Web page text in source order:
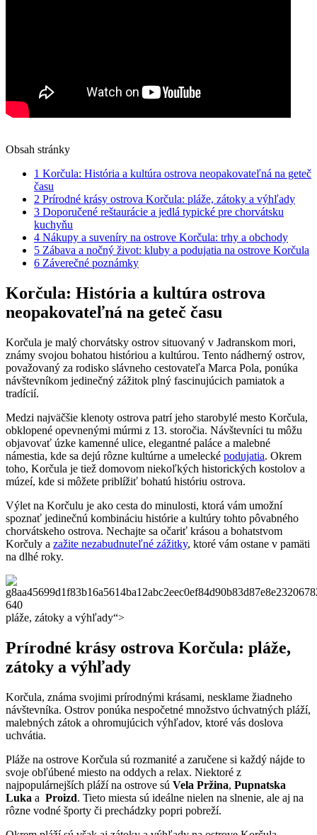
Obsah stránky
1 Korčula: História‍ a ⁣kultúra ostrova ​neopakovateľná na geteč
času
2 Prírodné krásy ‍ostrova Korčula: pláže, zátoky a ⁣výhľady
3 Doporučené reštaurácie⁣ a jedlá ⁤typické pre chorvátsku
⁢kuchyňu
4 Nákupy a suveníry na‌ ostrove Korčula: trhy a obchody
5 Zábava​ a nočný⁣ život: kluby a podujatia na ostrove Korčula
6 Záverečné ‌poznámky
Korčula: História‍ a ⁣kultúra ostrova ​
neopakovateľná na geteč času
Korčula je malý chorvátsky ostrov situovaný v Jadranskom⁢ mori,
známy⁢ svojou bohatou históriou a ​kultúrou. ⁣Tento nádherný ostrov,
považovaný‍ za rodisko slávneho‌ cestovateľa Marca Pola, ponúka
návštevníkom jedinečný zážitok ⁤plný fascinujúcich pamiatok a
tradícií.
Medzi⁤ najväčšie klenoty ostrova⁣ patrí jeho starobylé mesto Korčula,‍
obklopené opevnenými⁢ múrmi z 13. storočia. Návštevníci tu môžu
objavovať⁢ úzke kamenné ulice, elegantné paláce a malebné
námestia, kde sa dejú rôzne kultúrne a umelecké podujatia. ⁤Okrem
toho, Korčula je tiež domovom niekoľkých historických kostolov a
múzeí,⁣ kde si môžete priblížiť bohatú históriu ostrova.
Výlet na Korčulu ⁣je ‍ako cesta ‍do minulosti, ktorá vám umožní
spoznať jedinečnú kombináciu histórie ‌a kultúry⁣ tohto pôvabného
chorvátskeho ostrova.‍ Nechajte sa očariť krásou​ a bohatstvom
Korčuly a zažite nezabudnuteľné zážitky, ktoré ⁤vám ⁢ostane v pamäti
na dlhé roky.
pláže, zátoky⁢ a výhľady“>
Prírodné krásy ‍ostrova Korčula: pláže,
zátoky a ⁣výhľady
Korčula, známa svojimi prírodnými ⁢krásami, nesklame žiadneho ​
návštevníka. Ostrov​ ponúka nespočetné množstvo úchvatných pláží,
malebných zátok a ohromujúcich ⁤výhľadov, ktoré vás ​doslova⁤
uchvátia.
Pláže na ostrove Korčula sú rozmanité a⁣ zaručene si každý nájde‌ to
svoje obľúbené miesto ‍na ​oddych a‌ relax. Niektoré z
najpopulárnejších ‍pláží na ostrove⁢ sú Vela Pržina, Pupnatska
Luka a ⁢ Proizd. Tieto miesta sú ideálne nielen na slnenie,⁢ ale aj‍ na
rôzne vodné športy či prechádzky popri​ pobreží.